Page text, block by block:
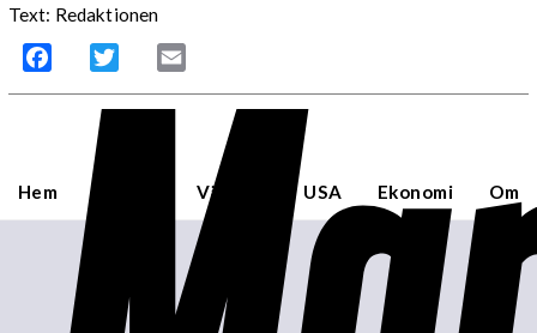
Text: Redaktionen
Facebook Twitter
Hem Världen USA Ekonomi Om